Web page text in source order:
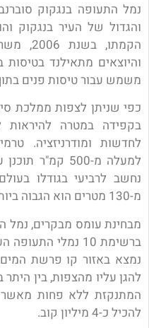
נמל התעופה בנגקוק
והגדול של העיר בנגקוק
הקמתו,
והיוצאים מתאילנד בטיסות
משמש עבור טיסות פנים
כפי שניתן לצפות ממלכת
בקפידה במטרה להיראות
לחדשות ומודרניזציה.
למעלה מ-500
נחשב לרביעי בגודלו
מ-130 מטרים הוא הגבוה ביותר.
מבחינת עומס מבקרים, נמל
ברשימת 10 נמלי
נמצא באזור קו פרשת
להגן עליו מהצפות, בין
המתנקזת ללא פחות
להכיל כ-4 מיליון קוב.